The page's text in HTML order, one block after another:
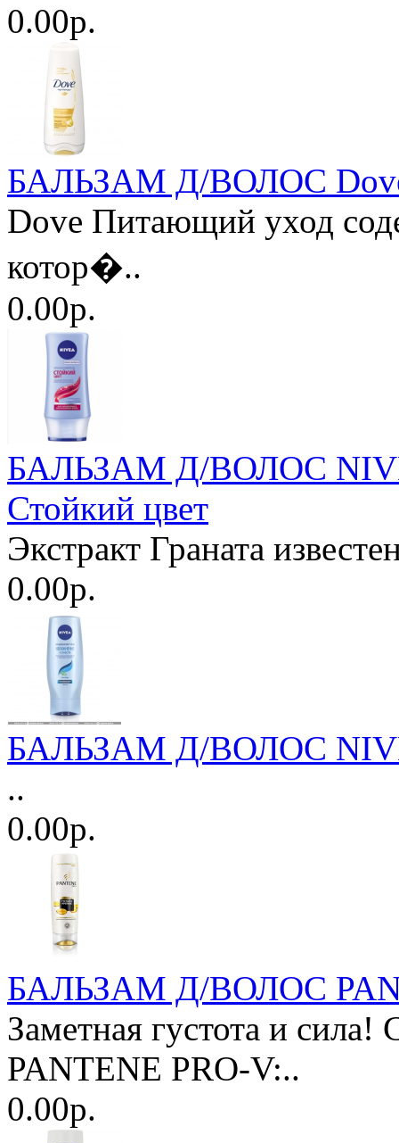
0.00р.
БАЛЬЗАМ Д/ВОЛОС
Dove Питающий уход
котор�..
0.00р.
БАЛЬЗАМ Д/ВОЛОС
Стойкий цвет
Экстракт Граната
0.00р.
БАЛЬЗАМ Д/ВОЛОС
..
0.00р.
БАЛЬЗАМ Д/ВОЛОС
Заметная густота и
PANTENE PRO-V:..
0.00р.